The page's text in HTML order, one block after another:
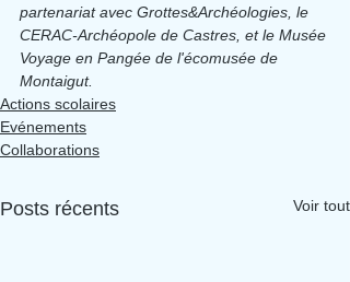
partenariat avec Grottes&Archéologies, le
CERAC-Archéopole de Castres, et le Musée
Voyage en Pangée de l'écomusée de
Montaigut.
Actions scolaires
Evénements
Collaborations
Posts récents Voir tout